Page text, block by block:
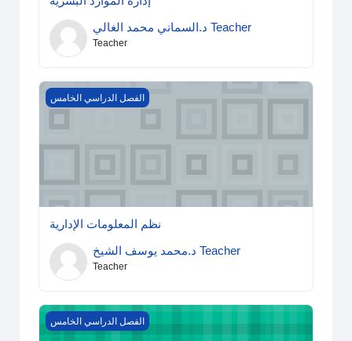
د.السماني محمد الغالي Teacher
Teacher
نظم المعلومات الإدارية
الفصل الدراسي الخامس
نظم المعلومات الإدارية
د.محمد يوسف الشيخ Teacher
Teacher
مهارات اتصال
الفصل الدراسي الخامس